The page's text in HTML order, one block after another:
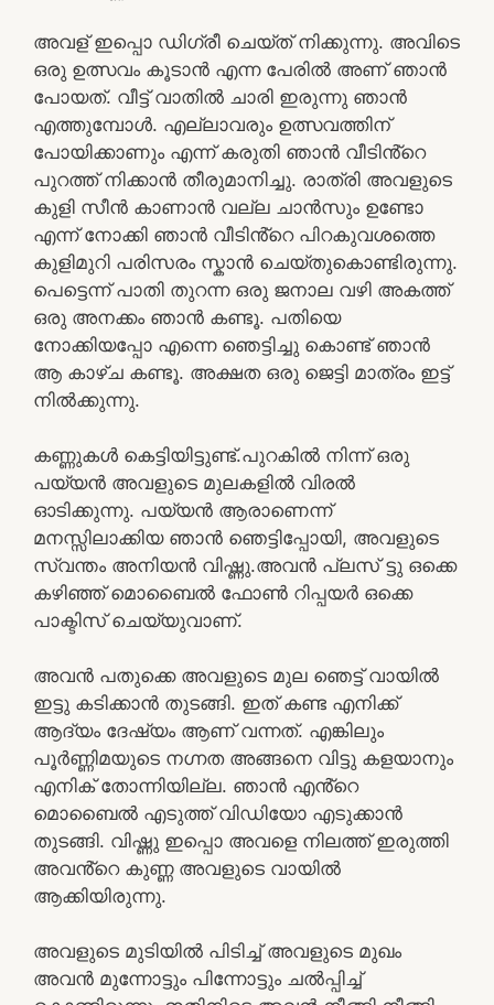
അവള് ഇപ്പൊ ഡിഗ്രീ ചെയ്ത് നിക്കുന്നു. അവിടെ
ഒരു ഉത്സവം കൂടാൻ എന്ന പേരിൽ അണ് ഞാൻ
പോയത്. വീട്ട് വാതിൽ ചാരി ഇരുന്നു ഞാൻ
എത്തുമ്പോൾ. എല്ലാവരും ഉത്സവത്തിന്
പോയിക്കാണും എന്ന് കരുതി ഞാൻ വീടിൻ്റെ
പുറത്ത് നിക്കാൻ തീരുമാനിച്ചു. രാത്രി അവളുടെ
കുളി സീൻ കാണാൻ വല്ല ചാൻസും ഉണ്ടോ
എന്ന് നോക്കി ഞാൻ വീടിൻ്റെ പിറകുവശത്തെ
കുളിമുറി പരിസരം സ്കാൻ ചെയ്തുകൊണ്ടിരുന്നു.
പെട്ടെന്ന് പാതി തുറന്ന ഒരു ജനാല വഴി അകത്ത്
ഒരു അനക്കം ഞാൻ കണ്ടൂ. പതിയെ
നോക്കിയപ്പോ എന്നെ ഞെട്ടിച്ചു കൊണ്ട് ഞാൻ
ആ കാഴ്ച കണ്ടൂ. അക്ഷത ഒരു ജെട്ടി മാത്രം ഇട്ട്
നിൽക്കുന്നു.
കണ്ണുകൾ കെട്ടിയിട്ടുണ്ട്.പുറകിൽ നിന്ന് ഒരു
പയ്യൻ അവളുടെ മുലകളിൽ വിരൽ
ഓടിക്കുന്നു. പയ്യൻ ആരാണെന്ന്
മനസ്സിലാക്കിയ ഞാൻ ഞെട്ടിപ്പോയി, അവളുടെ
സ്വന്തം അനിയൻ വിഷ്ണു.അവൻ പ്ലസ് ട്ടു ഒക്കെ
കഴിഞ്ഞ് മൊബൈൽ ഫോൺ റിപ്പയർ ഒക്കെ
പാക്ടിസ് ചെയ്യുവാണ്.
അവൻ പതുക്കെ അവളുടെ മുല ഞെട്ട് വായിൽ
ഇട്ടു കടിക്കാൻ തുടങ്ങി. ഇത് കണ്ട എനിക്ക്
ആദ്യം ദേഷ്യം ആണ് വന്നത്. എങ്കിലും
പൂർണ്ണിമയുടെ നഗ്നത അങ്ങനെ വിട്ടു കളയാനും
എനിക് തോന്നിയില്ല. ഞാൻ എൻ്റെ
മൊബൈൽ എടുത്ത് വിഡിയോ എടുക്കാൻ
തുടങ്ങി. വിഷ്ണു ഇപ്പൊ അവളെ നിലത്ത് ഇരുത്തി
അവൻ്റെ കുണ്ണ അവളുടെ വായിൽ
ആക്കിയിരുന്നു.
അവളുടെ മുടിയിൽ പിടിച്ച് അവളുടെ മുഖം
അവൻ മുന്നോട്ടും പിന്നോട്ടും ചൽപ്പിച്ച്